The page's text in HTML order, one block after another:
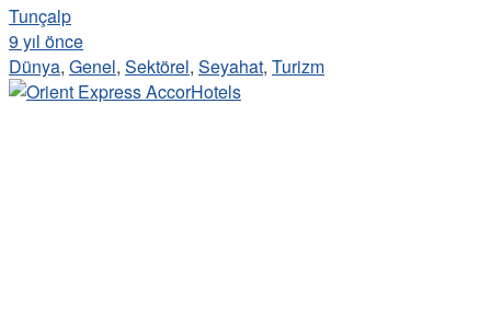
Tunçalp
9 yıl önce
Dünya, Genel, Sektörel, Seyahat, Turizm